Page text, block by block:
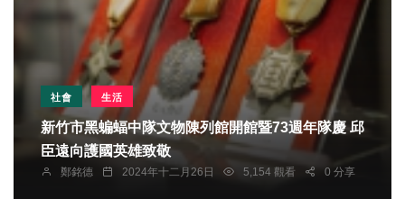
社會 生活
新竹市黑蝙蝠中隊文物陳列館開館暨73週年隊慶 邱
臣遠向護國英雄致敬
鄭銘德 2024年十二月26日 5,154 觀看 0 分享